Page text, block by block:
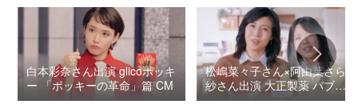
白本彩奈さん出演 glicoポッキ
ー 「ポッキーの革命」篇 CM
松嶋菜々子さん×阿由葉さら
紗さん出演 大正製薬 パブロ
ンSゴールドW『いましよう